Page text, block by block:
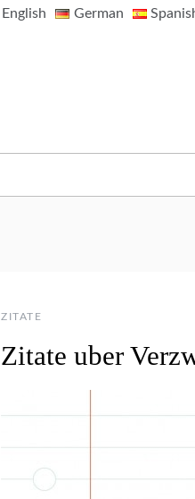
English German
ZITATE
Zitate uber